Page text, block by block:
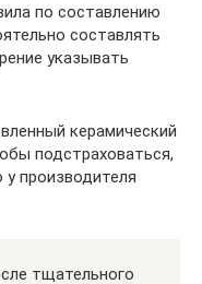
по составлению
составлять
указывать
керамический
подстраховаться,
у производителя
тщательного